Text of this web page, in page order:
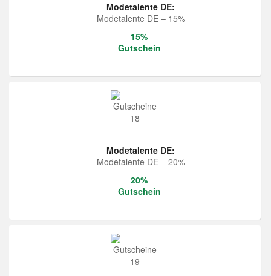
Modetalente DE:
Modetalente DE – 15%
15%
Gutschein
Modetalente DE:
Modetalente DE – 20%
20%
Gutschein